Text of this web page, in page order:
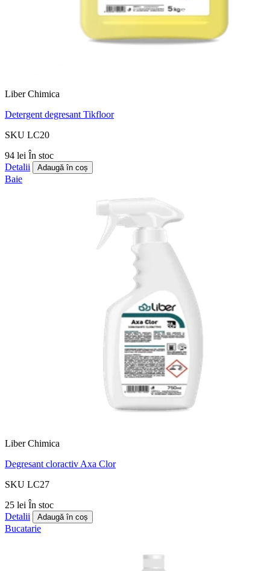
Liber Chimica
Detergent degresant Tikfloor
SKU LC20
94 lei În stoc
Detalii
Adaugă în coș
Baie
Liber Chimica
Degresant cloractiv Axa Clor
SKU LC27
25 lei În stoc
Detalii
Adaugă în coș
Bucatarie